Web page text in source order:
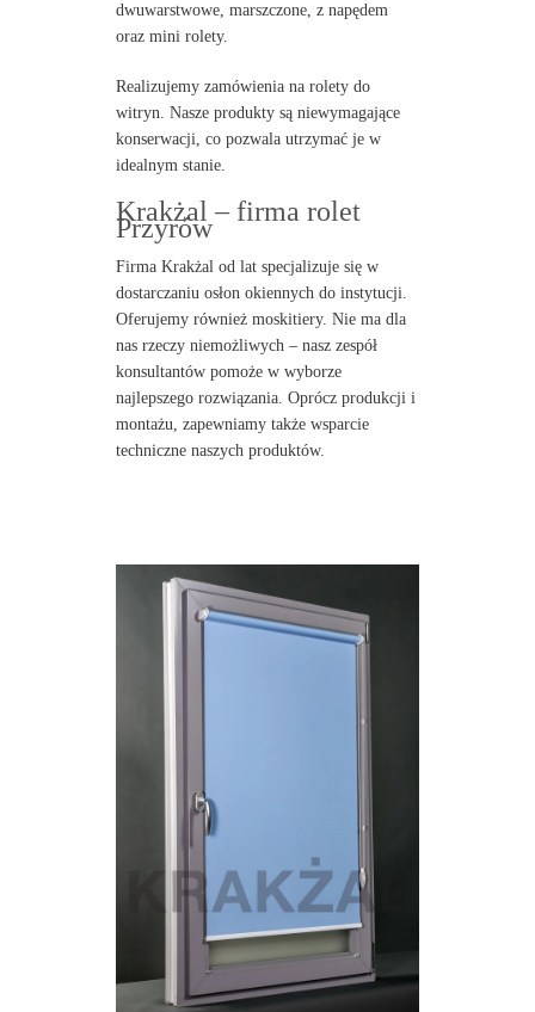
dwuwarstwowe, marszczone, z napędem
oraz mini rolety.
Realizujemy zamówienia na rolety do
witryn. Nasze produkty są niewymagające
konserwacji, co pozwala utrzymać je w
idealnym stanie.
Krakżal – firma rolet
Przyrów
Firma Krakżal od lat specjalizuje się w
dostarczaniu osłon okiennych do instytucji.
Oferujemy również moskitiery. Nie ma dla
nas rzeczy niemożliwych – nasz zespół
konsultantów pomoże w wyborze
najlepszego rozwiązania. Oprócz produkcji i
montażu, zapewniamy także wsparcie
techniczne naszych produktów.